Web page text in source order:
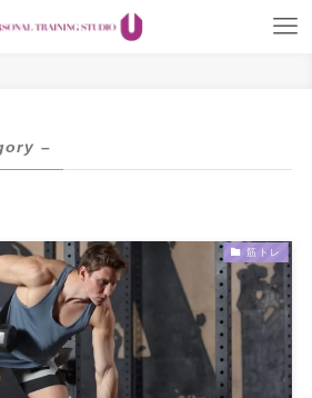
–
筋トレ